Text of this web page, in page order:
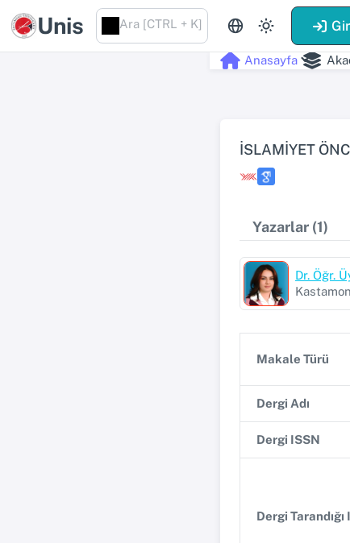
Unis Ara [CTRL + K]
Anasayfa
İSLAMİYET
Yazarlar (1)
Dr. Öğr.
Makale Türü
Dergi Adı
Dergi ISSN
Dergi